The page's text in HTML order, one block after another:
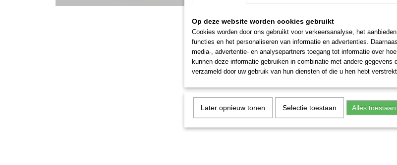
Op deze website worden cookies gebruikt
Cookies worden door ons gebruikt voor verkeersanalyse, het
functies en het personaliseren van informatie en advertenties.
media-, advertentie- en analysepartners toegang tot informatie over
kunnen deze informatie gebruiken in combinatie met andere gegevens
verzameld door uw gebruik van hun diensten of die u hen hebt
Later opnieuw tonen Selectie toestaan Alles toestaan